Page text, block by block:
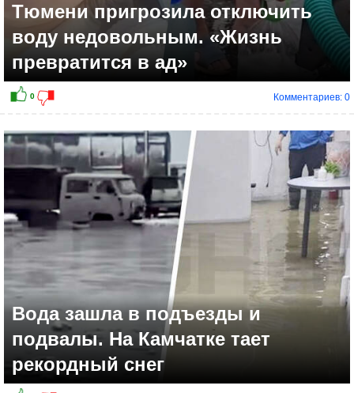
Тюмени пригрозила отключить
воду недовольным. «Жизнь
превратится в ад»
Комментариев: 0
Вода зашла в подъезды и
подвалы. На Камчатке тает
рекордный снег